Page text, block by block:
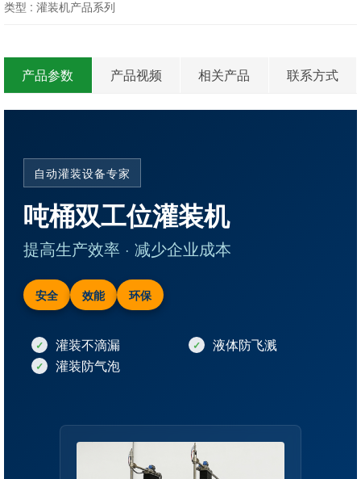
类型 : 灌装机产品系列
产品参数 产品视频 相关产品 联系方式
自动灌装设备专家
吨桶双工位灌装机
提高生产效率 · 减少企业成本
安全 效能 环保
灌装不滴漏
液体防飞溅
灌装防气泡